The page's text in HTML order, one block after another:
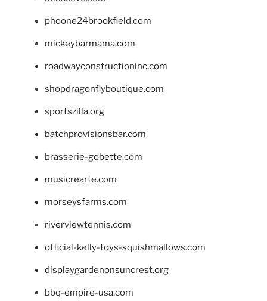
phoone24brookfield.com
mickeybarmama.com
roadwayconstructioninc.com
shopdragonflyboutique.com
sportszilla.org
batchprovisionsbar.com
brasserie-gobette.com
musicrearte.com
morseysfarms.com
riverviewtennis.com
official-kelly-toys-squishmallows.com
displaygardenonsuncrest.org
bbq-empire-usa.com